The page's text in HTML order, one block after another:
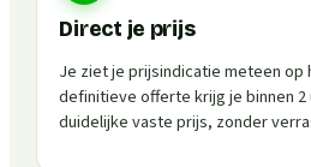
Direct je prijs
Je ziet je prijsindicatie meteen op
definitieve offerte krijg je binnen 2
duidelijke vaste prijs, zonder